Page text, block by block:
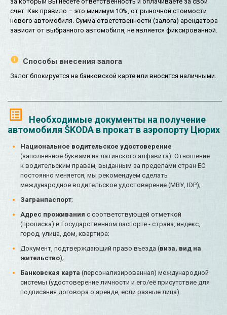
счет. Как правило – это минимум 10%, от рыночной стоимости
нового автомобиля. Сумма ответственности (залога) арендатора
зависит от выбранного автомобиля, не является фиксированной.
Способы внесения залога
Залог блокируется на банковской карте или вносится наличными.
Необходимые документы на получение
автомобиля ŠKODA в прокат в аэропорту Цюрих
Национальное водительское удостоверение
(заполненное буквами из латинского алфавита). Отношение
к водительским правам, выданным за пределами стран ЕС
постоянно меняется, мы рекомендуем сделать
международное водительское удостоверение (МВУ, IDP);
Загранпаспорт;
Адрес проживания с соответствующей отметкой
(прописка) в Государственном паспорте - страна, индекс,
город, улица, дом, квартира;
Документ, подтверждающий право въезда (виза, вид на
жительство);
Банковская карта (персонализированная) международной
системы (удостоверение личности и его/её присутствие для
подписания договора о аренде, если разные лица).